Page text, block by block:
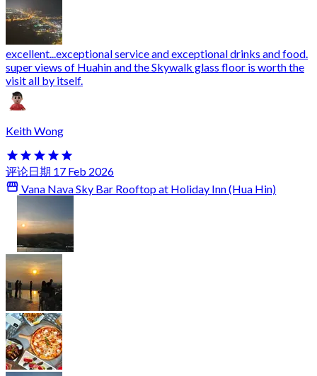
excellent...exceptional service and exceptional drinks and food.
super views of Huahin and the Skywalk glass floor is worth the
visit all by itself.
Keith Wong
评论日期 17 Feb 2026
Vana Nava Sky Bar Rooftop at Holiday Inn (Hua Hin)